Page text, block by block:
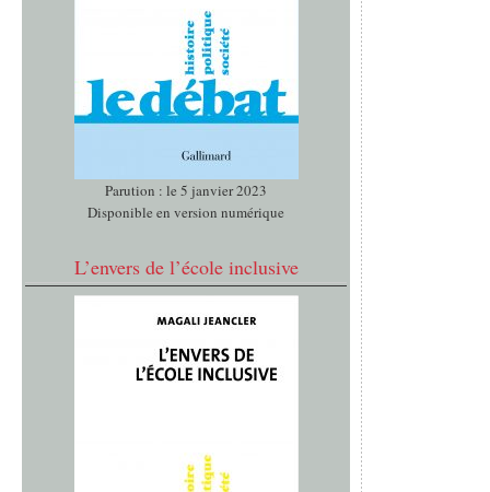
Parution : le 5 janvier 2023
Disponible en version numérique
L’envers de l’école inclusive